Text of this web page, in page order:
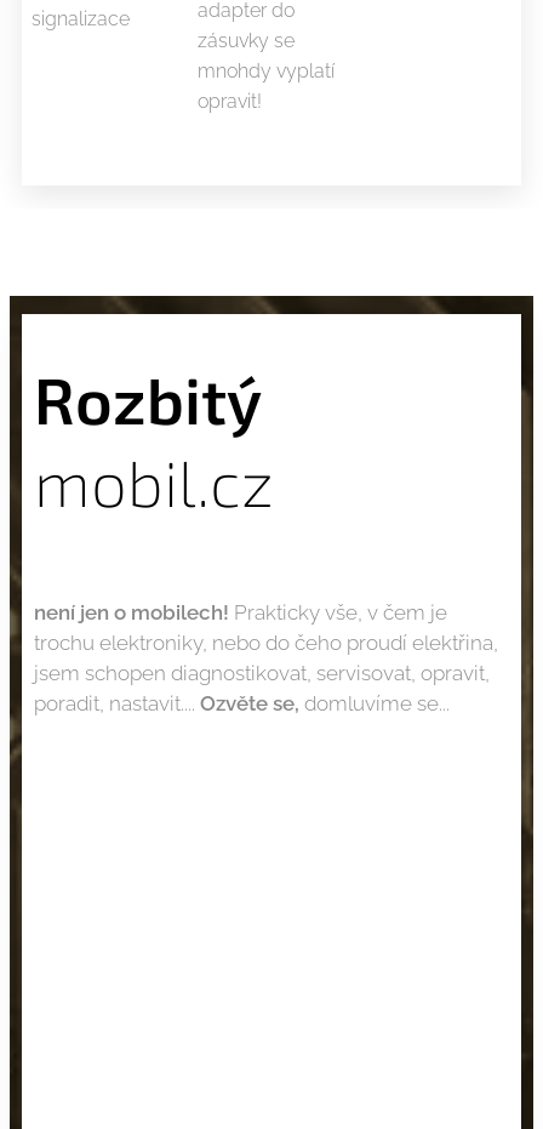
signalizace
adapter do
zásuvky se
mnohdy vyplatí
opravit!
Rozbitý
mobil.cz
není jen o mobilech! Prakticky vše, v čem je
trochu elektroniky, nebo do čeho proudí elektřina,
jsem schopen diagnostikovat, servisovat, opravit,
poradit, nastavit.... Ozvěte se, domluvíme se...